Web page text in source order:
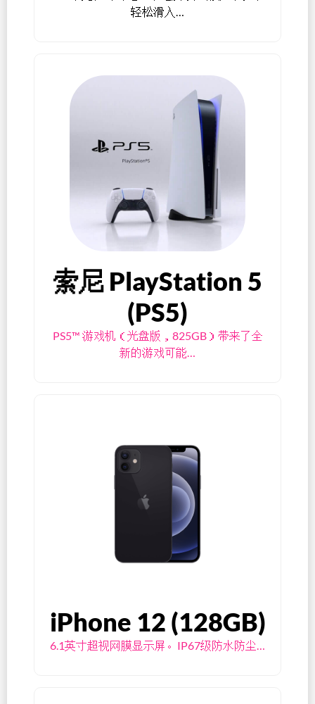
轻松滑入…
索尼 PlayStation 5
(PS5)
PS5™ 游戏机（光盘版，825GB）带来了全
新的游戏可能…
iPhone 12 (128GB)
6.1英寸超视网膜显示屏。IP67级防水防尘…